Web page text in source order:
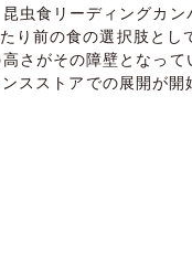
虫食リーディングカ
前の食の選択肢とし
さがその障壁となっ
スストアでの展開が